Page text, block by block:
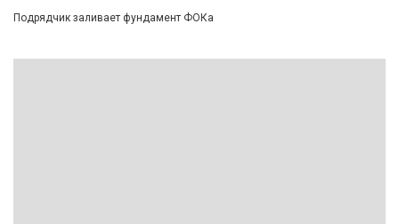
Подрядчик заливает фундамент ФОКа